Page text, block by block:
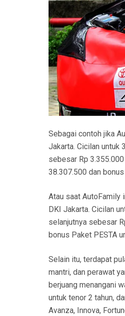
Sebagai contoh jika
Jakarta. Cicilan untuk
sebesar Rp
38.307.500 dan
Atau saat AutoFamily
DKI Jakarta. Cicilan
selanjutnya sebesar
bonus Paket PESTA
Selain itu, terdapat
mantri, dan perawat
berjuang menangani
untuk tenor 2 tahun,
Avanza, Innova,